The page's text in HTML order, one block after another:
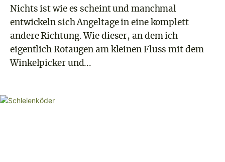
Nichts ist wie es scheint und manchmal
entwickeln sich Angeltage in eine komplett
andere Richtung. Wie dieser, an dem ich
eigentlich Rotaugen am kleinen Fluss mit dem
Winkelpicker und...